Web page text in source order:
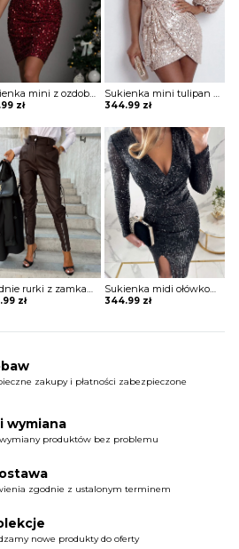
Sukienka mini z ozdobnymi pagonami Rosia
zł
Sukienka mini tulipan błyszcząca Ciske
344.99 zł
Spodnie rurki z zamkami Arvida
zł
Sukienka midi ołówkowa z kopertowym dekoltem Ayano
344.99 zł
zakupy i płatności zabezpieczone
wymiana
produktów bez problemu
zgodnie z ustalonym terminem
nowe produkty do oferty